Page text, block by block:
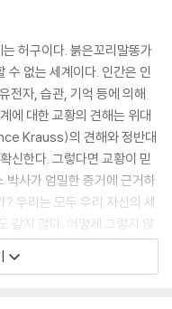
형과 비니 베이비 인형
않는가?
빌리 배스 피시
영향력의 역동성
체다’ : 하나님의 자녀 대 변소
는 이유
허구이다. 붉은꼬리말똥가
수 없는 세계이다. 인간은 인
전자, 습관, 기억 등에 의해
에 대한 교황의 견해는 위대
Krauss)의 견해와 정반대
신한다. 그렇다면 교황이 믿
박사가 엄밀한 증거에 근거하
우리는 모두 우리 자신의 세
같지 않다. 어떻게 그렇지 않
을 통해 규정되기 때문이다.
는 이야기에 맞게 우리의 지